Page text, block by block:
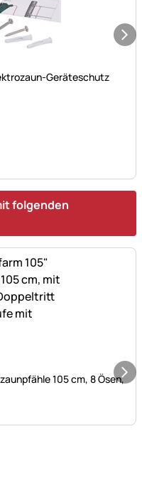
Geräteschutz
folgenden
105 cm, 8 Ösen,